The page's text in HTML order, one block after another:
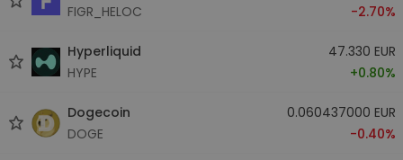
FIGR_HELOC
-2.70%
Hyperliquid
HYPE
47.330 EUR
+0.80%
Dogecoin
DOGE
0.060437000 EUR
-0.40%